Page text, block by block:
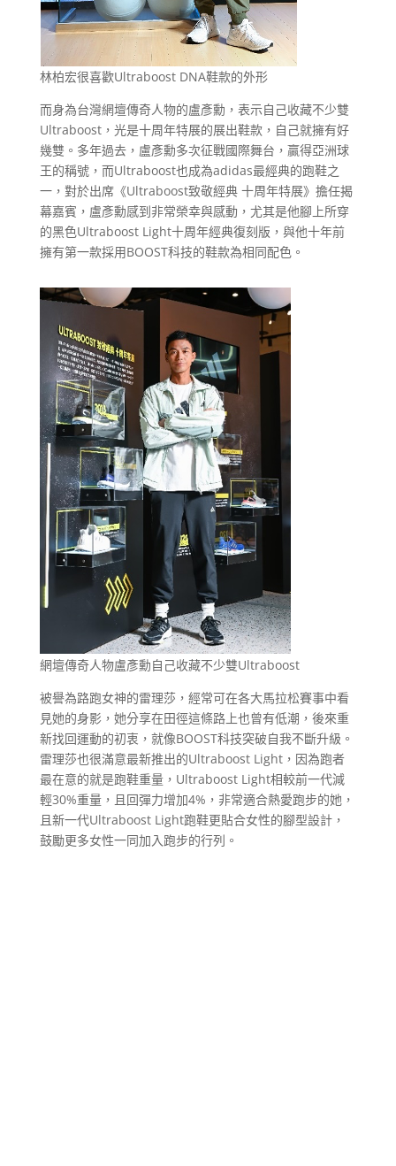
林柏宏很喜歡Ultraboost DNA鞋款的外形
而身為台灣網壇傳奇人物的盧彥勳，表示自己收藏不少雙
Ultraboost，光是十周年特展的展出鞋款，自己就擁有好
幾雙。多年過去，盧彥勳多次征戰國際舞台，贏得亞洲球
王的稱號，而Ultraboost也成為adidas最經典的跑鞋之
一，對於出席《Ultraboost致敬經典 十周年特展》擔任揭
幕嘉賓，盧彥勳感到非常榮幸與感動，尤其是他腳上所穿
的黑色Ultraboost Light十周年經典復刻版，與他十年前
擁有第一款採用BOOST科技的鞋款為相同配色。
網壇傳奇人物盧彥勳自己收藏不少雙Ultraboost
被譽為路跑女神的雷理莎，經常可在各大馬拉松賽事中看
見她的身影，她分享在田徑這條路上也曾有低潮，後來重
新找回運動的初衷，就像BOOST科技突破自我不斷升級。
雷理莎也很滿意最新推出的Ultraboost Light，因為跑者
最在意的就是跑鞋重量，Ultraboost Light相較前一代減
輕30%重量，且回彈力增加4%，非常適合熱愛跑步的她，
且新一代Ultraboost Light跑鞋更貼合女性的腳型設計，
鼓勵更多女性一同加入跑步的行列。